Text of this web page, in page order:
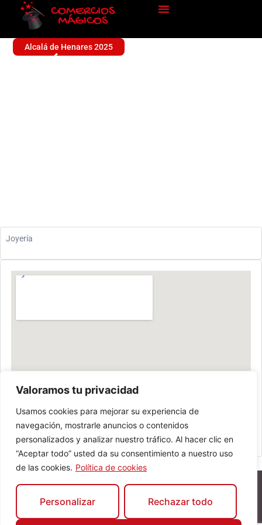
Valoramos tu privacidad
Usamos cookies para mejorar su experiencia de
navegación, mostrarle anuncios o contenidos
personalizados y analizar nuestro tráfico. Al hacer clic en
“Aceptar todo” usted da su consentimiento a nuestro uso
de las cookies. Política de cookies
Personalizar Rechazar todo
Alcalá de Henares 2025
Joyería